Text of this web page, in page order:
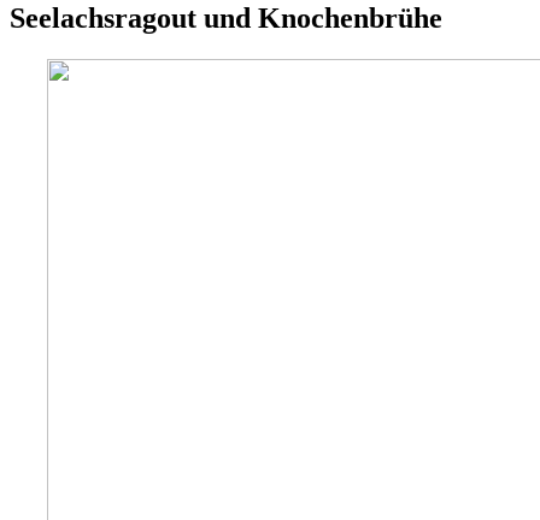
Seelachsragout und Knochenbrühe